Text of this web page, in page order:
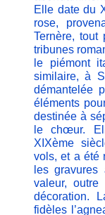
Elle date du
rose,
Ternère, tout
tribunes
le piémont
similaire, à
démantelée
éléments
destinée à
le chœur.
XIXème
vols, et a été
les
valeur,
décoration.
fidèles